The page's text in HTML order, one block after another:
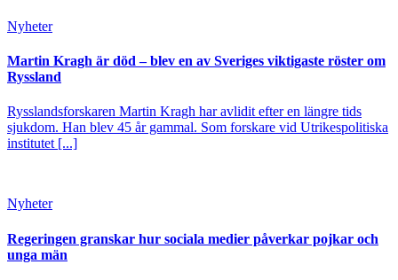
Nyheter
Martin Kragh är död – blev en av Sveriges viktigaste röster om
Ryssland
Rysslandsforskaren Martin Kragh har avlidit efter en längre tids
sjukdom. Han blev 45 år gammal. Som forskare vid Utrikespolitiska
institutet [...]
Nyheter
Regeringen granskar hur sociala medier påverkar pojkar och
unga män